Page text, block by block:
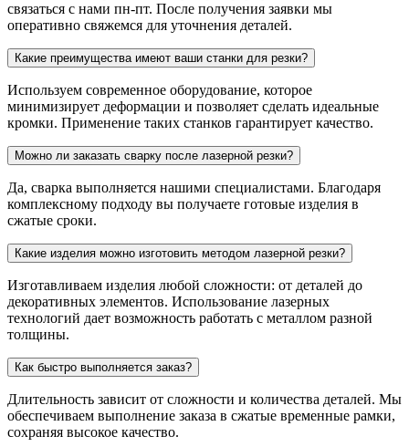
связаться с нами пн-пт. После получения заявки мы
оперативно свяжемся для уточнения деталей.
Какие преимущества имеют ваши станки для резки?
Используем современное оборудование, которое
минимизирует деформации и позволяет сделать идеальные
кромки. Применение таких станков гарантирует качество.
Можно ли заказать сварку после лазерной резки?
Да, сварка выполняется нашими специалистами. Благодаря
комплексному подходу вы получаете готовые изделия в
сжатые сроки.
Какие изделия можно изготовить методом лазерной резки?
Изготавливаем изделия любой сложности: от деталей до
декоративных элементов. Использование лазерных
технологий дает возможность работать с металлом разной
толщины.
Как быстро выполняется заказ?
Длительность зависит от сложности и количества деталей. Мы
обеспечиваем выполнение заказа в сжатые временные рамки,
сохраняя высокое качество.